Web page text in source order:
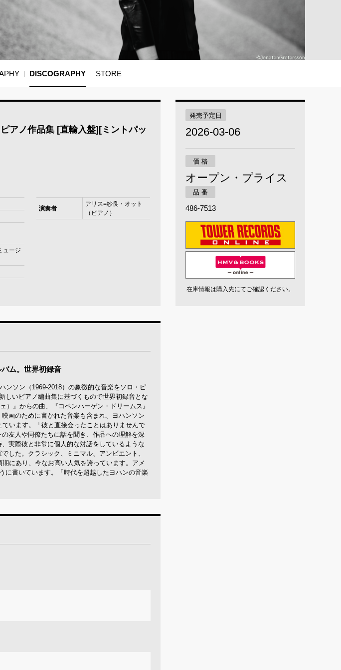
DISCOGRAPHY STORE
アノ作品集 [直輸入盤][ミントパッ
ュージ
演奏者
アリス=紗良・オット
（ピアノ）
ム。世界初録音
ンソン（1969-2018）の象徴的な音楽をソロ・ピ
しいピアノ編曲集に基づくもので世界初録音とな
）』からの曲、『コペンハーゲン・ドリームス』
画のために書かれた音楽も含まれ、ヨハンソン
います。「彼と直接会ったことはありませんで
友人や同僚たちに話を聞き、作品への理解を深
実際彼と非常に個人的な対話をしているような
した。クラシック、ミニマル、アンビエント、
にあり、今なお高い人気を誇っています。アメ
に書いています。「時代を超越したヨハンの音楽
発売予定日
2026-03-06
価 格
オープン・プライス
品 番
486-7513
在庫情報は購入先にてご確認ください。